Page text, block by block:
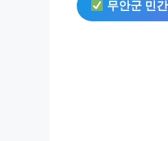
무안군 민